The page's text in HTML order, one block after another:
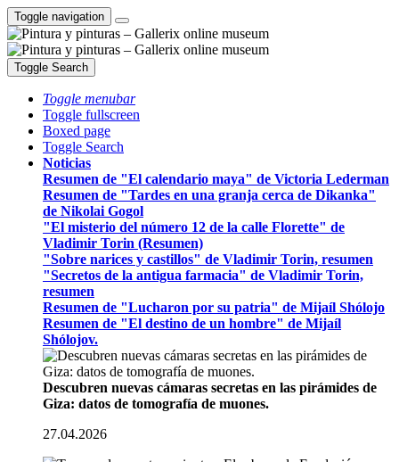
Toggle navigation
Toggle Search
Toggle menubar
Toggle fullscreen
Boxed page
Toggle Search
Noticias
Resumen de "El calendario maya" de Victoria Lederman
Resumen de "Tardes en una granja cerca de Dikanka"
de Nikolai Gogol
"El misterio del número 12 de la calle Florette" de
Vladimir Torin (Resumen)
"Sobre narices y castillos" de Vladimir Torin, resumen
"Secretos de la antigua farmacia" de Vladimir Torin,
resumen
Resumen de "Lucharon por su patria" de Mijaíl Shólojo
Resumen de "El destino de un hombre" de Mijaíl
Shólojov.
Descubren nuevas cámaras secretas en las pirámides de
Giza: datos de tomografía de muones.
27.04.2026